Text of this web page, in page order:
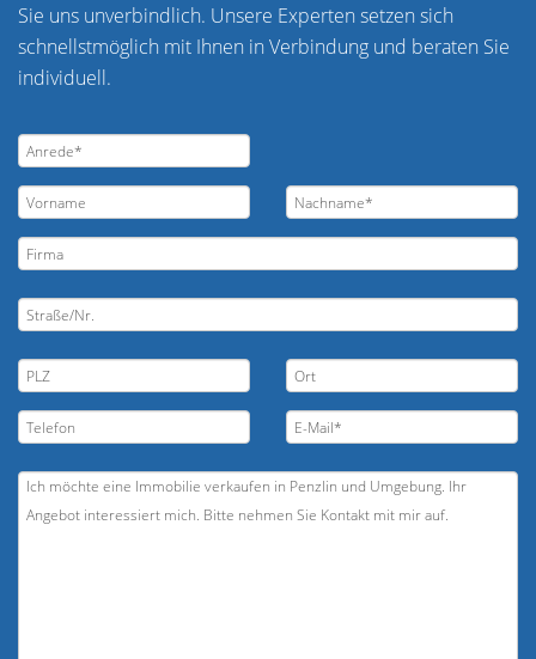
Sie uns unverbindlich. Unsere Experten setzen sich
schnellstmöglich mit Ihnen in Verbindung und beraten Sie
individuell.